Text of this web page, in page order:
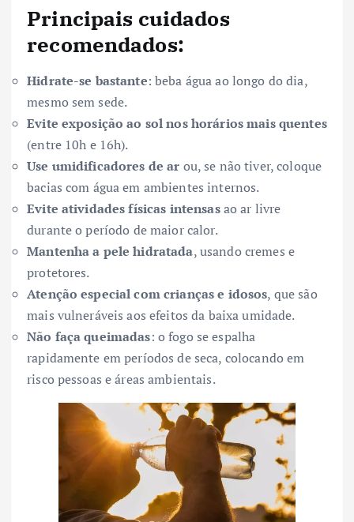
Principais cuidados
recomendados:
Hidrate-se bastante: beba água ao longo do dia,
mesmo sem sede.
Evite exposição ao sol nos horários mais quentes
(entre 10h e 16h).
Use umidificadores de ar ou, se não tiver, coloque
bacias com água em ambientes internos.
Evite atividades físicas intensasao ar livre
durante o período de maior calor.
Mantenha a pele hidratada, usando cremes e
protetores.
Atenção especial com crianças e idosos, que são
mais vulneráveis aos efeitos da baixa umidade.
Não faça queimadas: o fogo se espalha
rapidamente em períodos de seca, colocando em
risco pessoas e áreas ambientais.